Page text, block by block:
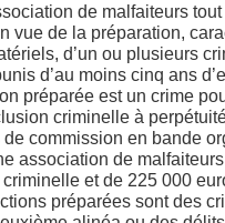
de malfaiteurs
vue de la préparation,
d’un ou plusieurs
d’au moins cinq ans
préparée est un crime
criminelle à
commission en bande
association de
et de 225 000
préparées sont des